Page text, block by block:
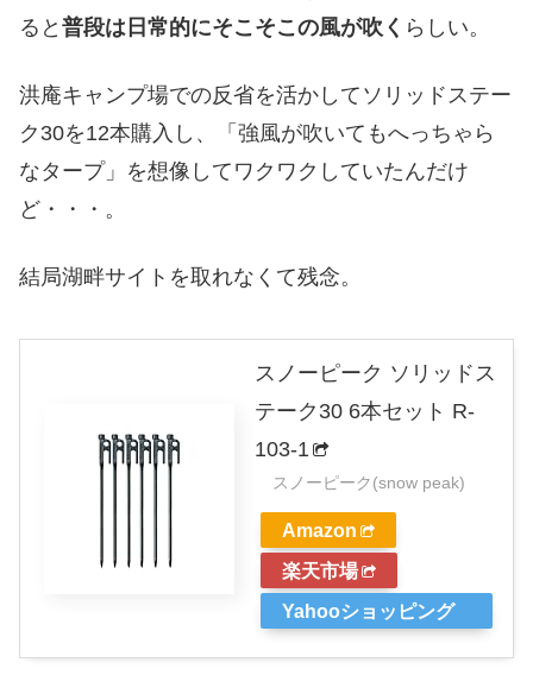
ると 普段は日常的にそこそこの風が吹く らしい。
洪庵キャンプ場での反省を活かしてソリッドステー
ク30を12本購入し、「強風が吹いてもへっちゃら
なタープ」を想像してワクワクしていたんだけ
ど・・・。
結局湖畔サイトを取れなくて残念。
スノーピーク ソリッドス
テーク30 6本セット R-
103-1
スノーピーク(snow peak)
Amazon
楽天市場
Yahooショッピング